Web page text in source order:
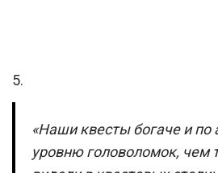
5.
«Наши квесты богаче и по
уровню головоломок, чем